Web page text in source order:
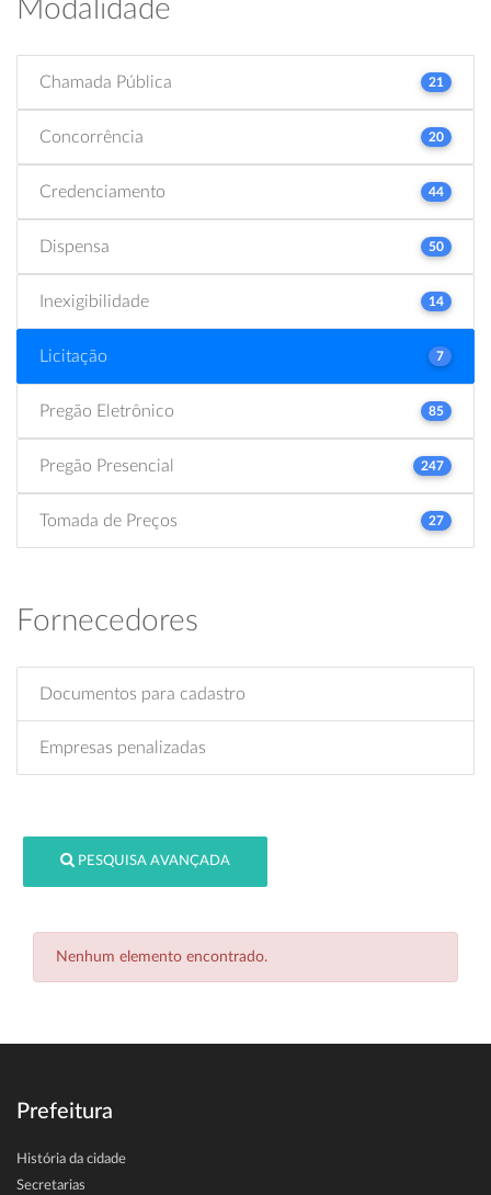
Modalidade
Chamada Pública 21
Concorrência 20
Credenciamento 44
Dispensa 50
Inexigibilidade 14
Licitação 7
Pregão Eletrônico 85
Pregão Presencial 247
Tomada de Preços 27
Fornecedores
Documentos para cadastro
Empresas penalizadas
PESQUISA AVANÇADA
Nenhum elemento encontrado.
Prefeitura
História da cidade
Secretarias